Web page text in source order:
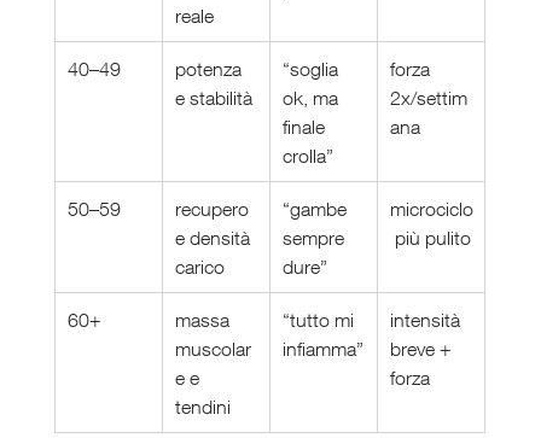
reale
40–49
potenza
e stabilità
“soglia
ok, ma
finale
crolla”
forza
2x/settim
ana
50–59
recupero
e densità
carico
“gambe
sempre
dure”
microciclo
più pulito
60+
massa
muscolar
e e
tendini
“tutto mi
infiamma”
intensità
breve +
forza